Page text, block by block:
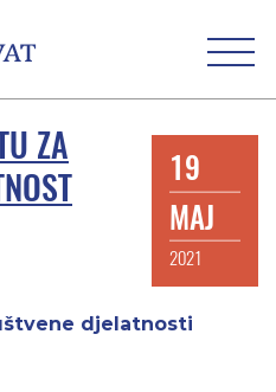
ZA
19
MAJ
2021
djelatnosti